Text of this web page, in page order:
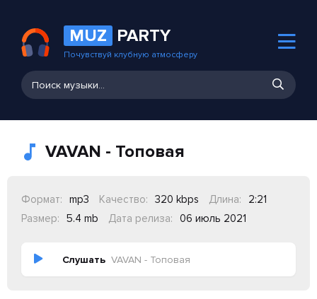
MUZ PARTY
Почувствуй клубную атмосферу
VAVAN - Топовая
Формат: mp3 Качество: 320 kbps Длина:
2:21
Размер:
5.4 mb Дата релиза: 06 июль 2021
Слушать VAVAN - Топовая